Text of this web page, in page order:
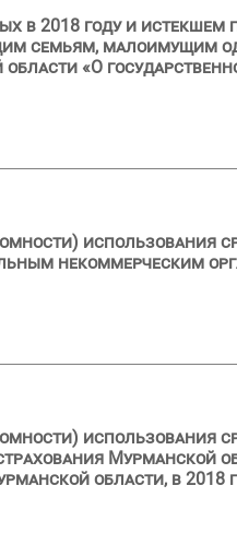
в 2018 году и истекшем
семьям, малоимущим
«О
использования
некоммерческим
использования
Мурманской
области, в 2018